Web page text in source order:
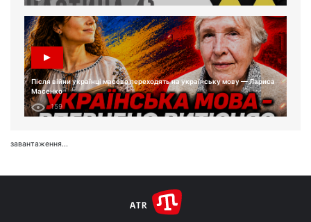
Після війни українці масово переходять на українську мову — Лариса
Масенко
159
завантаження...